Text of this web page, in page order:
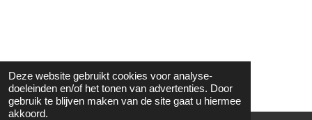
Deze website gebruikt cookies voor analyse-
doeleinden en/of het tonen van advertenties. Door
gebruik te blijven maken van de site gaat u hiermee
akkoord.